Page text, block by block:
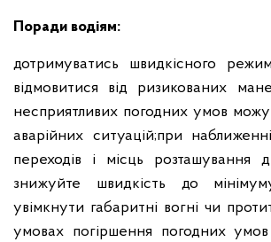
Поради водіям:
дотримуватись швидкісного
відмовитися від ризикованих
несприятливих погодних умов
аварійних ситуацій;при
переходів і місць розташування
знижуйте швидкість до
увімкнути габаритні вогні чи
умовах погіршення погодних умов